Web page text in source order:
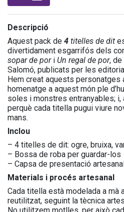
Descripció
Aquest pack de 4 titelles de dit
divertidament esgarrifós dels
sopar de pori Un regal de por,
Salomó, publicats per les
Hem creat aquests personatges
homenatge a aquest món ple
soles i monstres entranyables; i,
perquè cada titella pugui viure
mans.
Inclou
– 4 titelles de dit: ogre, bruixa,
– Bossa de roba per guardar-los
– Capsa de presentació artesanal
Materials i procés artesanal
Cada titella està modelada a mà
reutilitzat, seguint la tècnica